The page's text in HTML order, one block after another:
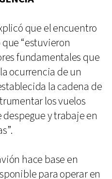
que el encuentro
“estuvieron
fundamentales que
ocurrencia de un
la cadena de
los vuelos
y trabaje en
hace base en
para operar en